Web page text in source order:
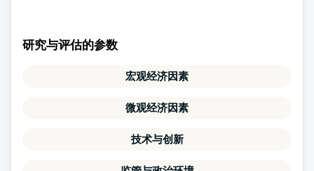
研究与评估的参数
宏观经济因素
微观经济因素
技术与创新